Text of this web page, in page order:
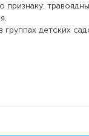
признаку:
детских